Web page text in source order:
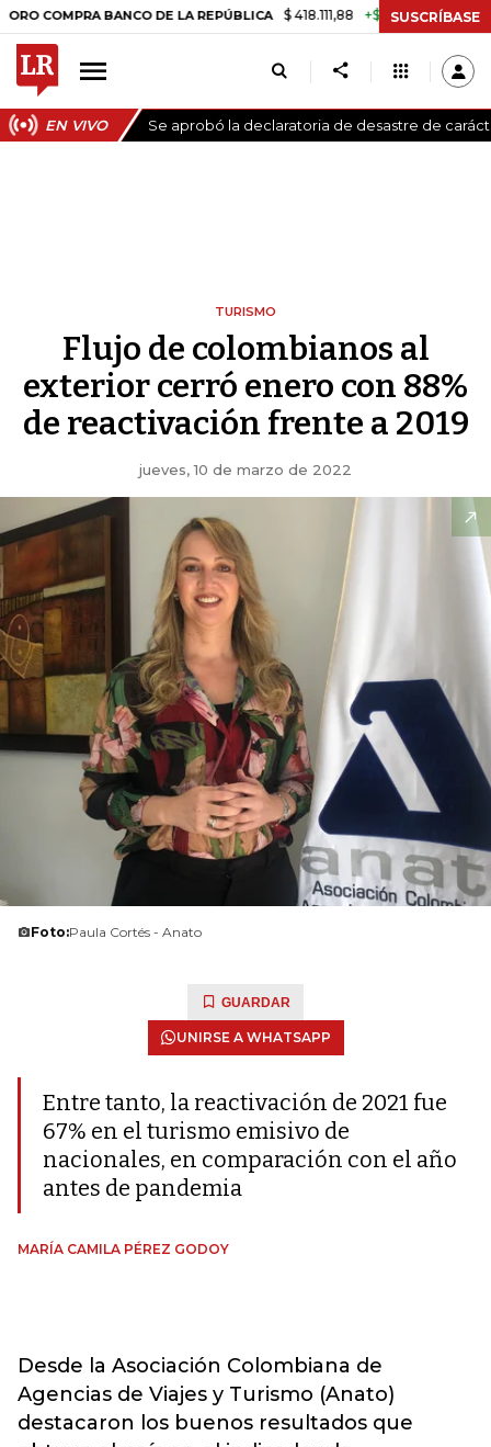
BANCO DE LA REPÚBLICA $ 418.111,88 +$ 9.612,91 +2,35%
SUSCRÍBASE
EN VIVO Se aprobó la declaratoria de desastre de
TURISMO
Flujo de colombianos al
exterior cerró enero con 88%
de reactivación frente a 2019
jueves, 10 de marzo de 2022
Foto:Paula Cortés - Anato
GUARDAR
UNIRSE A WHATSAPP
Entre tanto, la reactivación de 2021 fue
67% en el turismo emisivo de
nacionales, en comparación con el año
antes de pandemia
MARÍA CAMILA PÉREZ GODOY
Desde la Asociación Colombiana de
Agencias de Viajes y Turismo (Anato)
destacaron los buenos resultados que